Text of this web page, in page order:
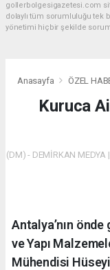
gollerbolgesigazetesi.com
dolaylı tüm sorumluluğu tek
yönetimi hiçbir şekilde
Anasayfa ÖZEL
Kuruca
(DM) - DEMİRKAN
Antalya’nın
ve Yapı
Mühendisi